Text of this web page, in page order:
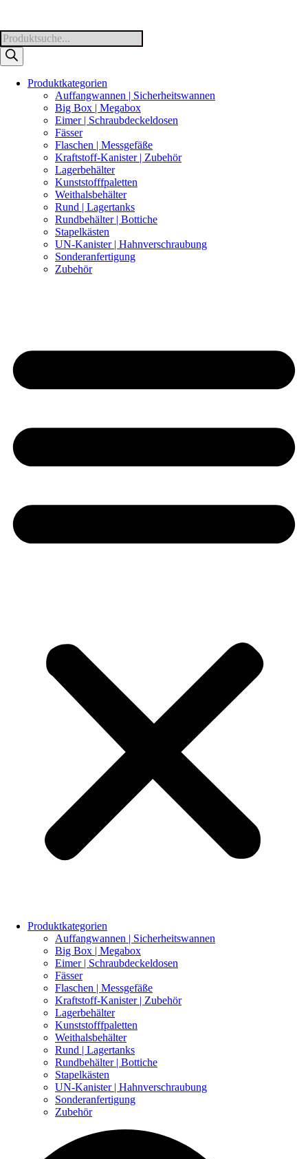
Products
search
Produktkategorien
Auffangwannen | Sicherheitswannen
Big Box | Megabox
Eimer | Schraubdeckeldosen
Fässer
Flaschen | Messgefäße
Kraftstoff-Kanister | Zubehör
Lagerbehälter
Kunststofffpaletten
Weithalsbehälter
Rund | Lagertanks
Rundbehälter | Bottiche
Stapelkästen
UN-Kanister | Hahnverschraubung
Sonderanfertigung
Zubehör
Produktkategorien
Auffangwannen | Sicherheitswannen
Big Box | Megabox
Eimer | Schraubdeckeldosen
Fässer
Flaschen | Messgefäße
Kraftstoff-Kanister | Zubehör
Lagerbehälter
Kunststofffpaletten
Weithalsbehälter
Rund | Lagertanks
Rundbehälter | Bottiche
Stapelkästen
UN-Kanister | Hahnverschraubung
Sonderanfertigung
Zubehör